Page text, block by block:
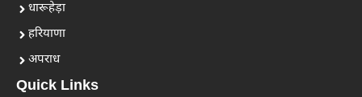
धारूहेड़ा
हरियाणा
अपराध
Quick Links